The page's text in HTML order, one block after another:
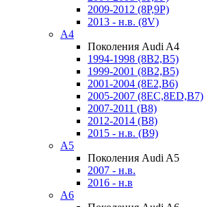
2009-2012 (8P,9P)
2013 - н.в. (8V)
A4
Поколения Audi A4
1994-1998 (8B2,B5)
1999-2001 (8B2,B5)
2001-2004 (8E2,B6)
2005-2007 (8EC,8ED,B7)
2007-2011 (B8)
2012-2014 (B8)
2015 - н.в. (B9)
A5
Поколения Audi A5
2007 - н.в.
2016 - н.в
A6